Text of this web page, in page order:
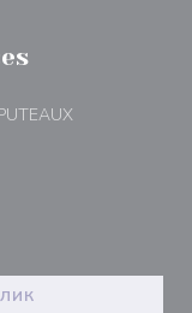
((открывается